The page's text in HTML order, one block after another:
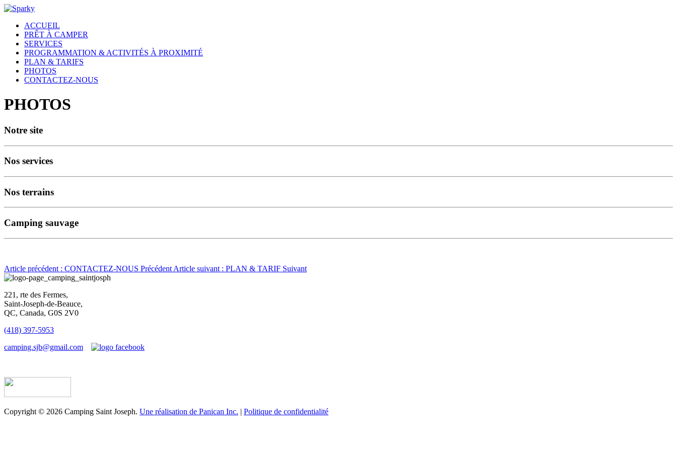
ACCUEIL
PRÊT À CAMPER
SERVICES
PROGRAMMATION & ACTIVITÉS À PROXIMITÉ
PLAN & TARIFS
PHOTOS
CONTACTEZ-NOUS
PHOTOS
Notre site
Nos services
Nos terrains
Camping sauvage
Article précédent : CONTACTEZ-NOUS Précédent Article suivant : PLAN & TARIF Suivant
221, rte des Fermes,
Saint-Joseph-de-Beauce,
QC, Canada, G0S 2V0
(418) 397-5953
camping.sjb@gmail.com
Copyright © 2026 Camping Saint Joseph. Une réalisation de Panican Inc. | Politique de confidentialité